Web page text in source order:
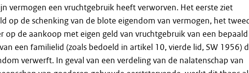
vermogen een vruchtgebruik heeft verworven. Het eerste ziet
op de schenking van de blote eigendom van vermogen, het
op de aankoop met eigen geld van vruchtgebruik van een bepaald
een familielid (zoals bedoeld in artikel 10, vierde lid, SW 1956)
verwerft. In geval van een verdeling van de nalatenschap van